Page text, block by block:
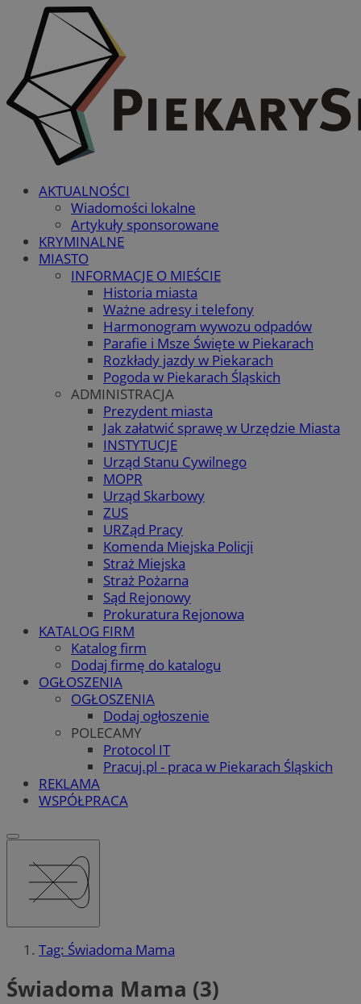
AKTUALNOŚCI
Wiadomości lokalne
Artykuły sponsorowane
KRYMINALNE
MIASTO
INFORMACJE O MIEŚCIE
Historia miasta
Ważne adresy i telefony
Harmonogram wywozu odpadów
Parafie i Msze Święte w Piekarach
Rozkłady jazdy w Piekarach
Pogoda w Piekarach Śląskich
ADMINISTRACJA
Prezydent miasta
Jak załatwić sprawę w Urzędzie Miasta
INSTYTUCJE
Urząd Stanu Cywilnego
MOPR
Urząd Skarbowy
ZUS
URZąd Pracy
Komenda Miejska Policji
Straż Miejska
Straż Pożarna
Sąd Rejonowy
Prokuratura Rejonowa
KATALOG FIRM
Katalog firm
Dodaj firmę do katalogu
OGŁOSZENIA
OGŁOSZENIA
Dodaj ogłoszenie
POLECAMY
Protocol IT
Pracuj.pl - praca w Piekarach Śląskich
REKLAMA
WSPÓŁPRACA
Tag: Świadoma Mama
Świadoma Mama (3)